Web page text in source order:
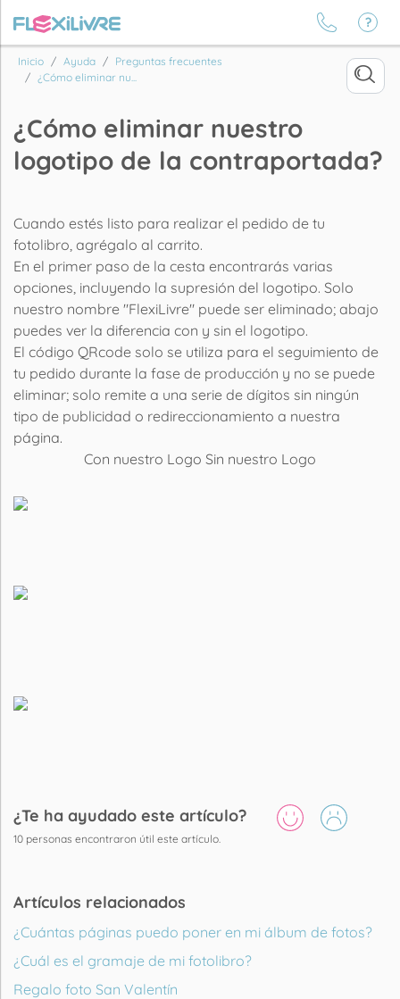
Inicio Ayuda
Preguntas frecuentes
¿Cómo eliminar nu...
¿Cómo eliminar nuestro
logotipo de la contraportada?
Cuando estés listo para realizar el pedido de tu
fotolibro, agrégalo al carrito.
En el primer paso de la cesta encontrarás varias
opciones, incluyendo la supresión del logotipo. Solo
nuestro nombre "FlexiLivre" puede ser eliminado; abajo
puedes ver la diferencia con y sin el logotipo.
El código QRcode solo se utiliza para el seguimiento de
tu pedido durante la fase de producción y no se puede
eliminar; solo remite a una serie de dígitos sin ningún
tipo de publicidad o redireccionamiento a nuestra
página.
Con nuestro Logo Sin nuestro Logo
¿Te ha ayudado este artículo?
10 personas encontraron útil este artículo.
Artículos relacionados
¿Cuántas páginas puedo poner en mi álbum de fotos?
¿Cuál es el gramaje de mi fotolibro?
Regalo foto San Valentín